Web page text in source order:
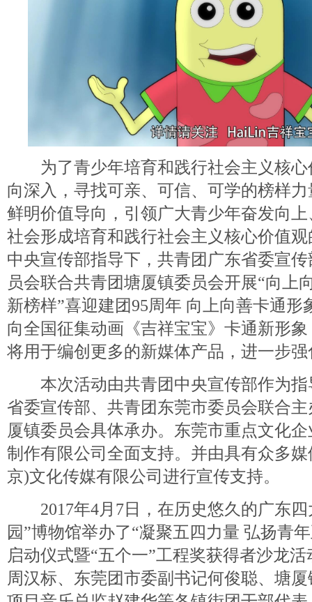
为了青少年培育和践行社会主义核心
向深入，寻找可亲、可信、可学的榜样
鲜明价值导向，引领广大青少年奋发向
社会形成培育和践行社会主义核心价值
中央宣传部指导下，共青团广东省委宣
员会联合共青团塘厦镇委员会开展“向上
新榜样”喜迎建团95周年 向上向善卡通形
向全国征集动画《吉祥宝宝》卡通新形
将用于编创更多的新媒体产品，进一步
本次活动由共青团中央宣传部作为指
省委宣传部、共青团东莞市委员会联合
厦镇委员会具体承办。东莞市重点文化
制作有限公司全面支持。并由具有众多
京)文化传媒有限公司进行宣传支持。
2017年4月7日，在历史悠久的广东四
园”博物馆举办了“凝聚五四力量 弘扬青
启动仪式暨“五个一”工程奖获得者沙龙
周汉标、东莞团市委副书记何俊聪、塘